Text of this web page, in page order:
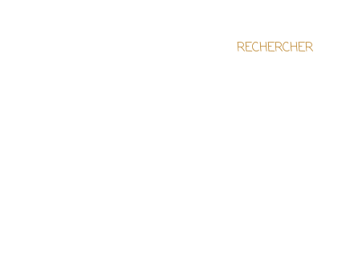
RECHERCHER